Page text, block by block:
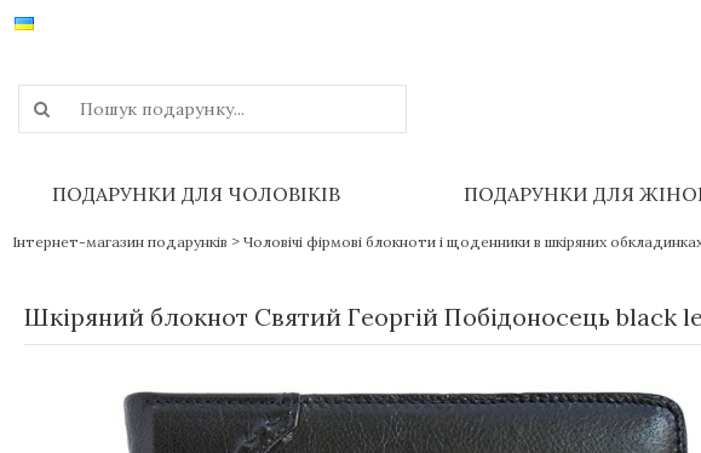
ПОДАРУНКИ ДЛЯ ЧОЛОВІКІВ ПОДАРУНКИ ДЛЯ
Інтернет-магазин подарунків > Чоловічі фірмові блокноти і щоденники в шкіряних
Шкіряний блокнот Святий Георгій Побідоносець black